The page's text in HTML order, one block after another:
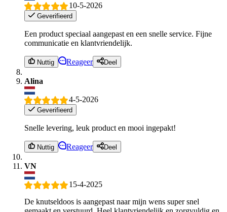
10-5-2026
Geverifieerd
Een product speciaal aangepast en een snelle service. Fijne
communicatie en klantvriendelijk.
Nuttig Reageer Deel
Alina
4-5-2026
Geverifieerd
Snelle levering, leuk product en mooi ingepakt!
Nuttig Reageer Deel
VN
15-4-2025
De knutseldoos is aangepast naar mijn wens super snel